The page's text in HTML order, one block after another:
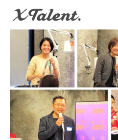
採用情報
MESSAGE
代表メッセージ
PRESIDENT
代表紹介